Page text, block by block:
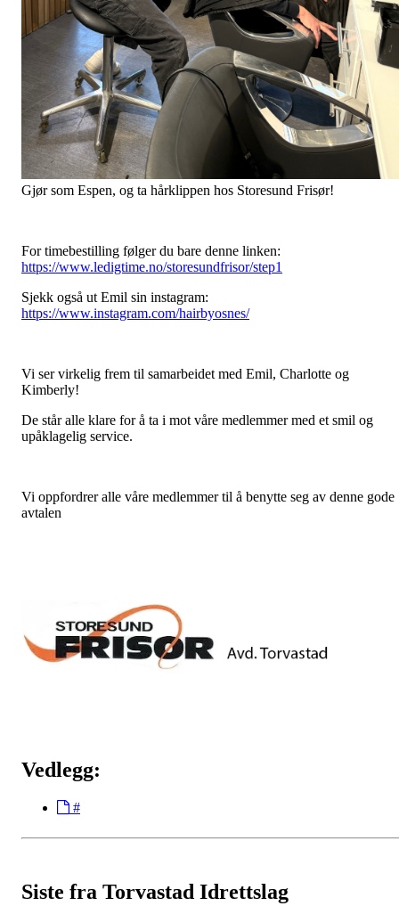
Gjør som Espen, og ta hårklippen hos Storesund Frisør!
For timebestilling følger du bare denne linken:
https://www.ledigtime.no/storesundfrisor/step1
Sjekk også ut Emil sin instagram:
https://www.instagram.com/hairbyosnes/
Vi ser virkelig frem til samarbeidet med Emil, Charlotte og
Kimberly!
De står alle klare for å ta i mot våre medlemmer med et smil og
upåklagelig service.
Vi oppfordrer alle våre medlemmer til å benytte seg av denne gode
avtalen
Vedlegg:
#
Siste fra Torvastad Idrettslag